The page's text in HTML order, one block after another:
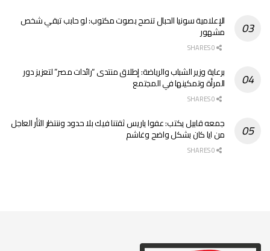
الإعلامية سونيا الحبال تنصح بصوت مكتوب: لو حابب تبقي شخص
مشهور
برعاية وزير الشباب والرياضة: إطلاق منتدى “رائدات مصر” لتعزيز دور
المرأة وتمكينها في المجتمع
جمعه قابيل يكتب: عفوا ياريس ثقتنا فيك بلا حدود وننتظر الثأر العاجل
من ايا كان بشكل واضح وغاشم